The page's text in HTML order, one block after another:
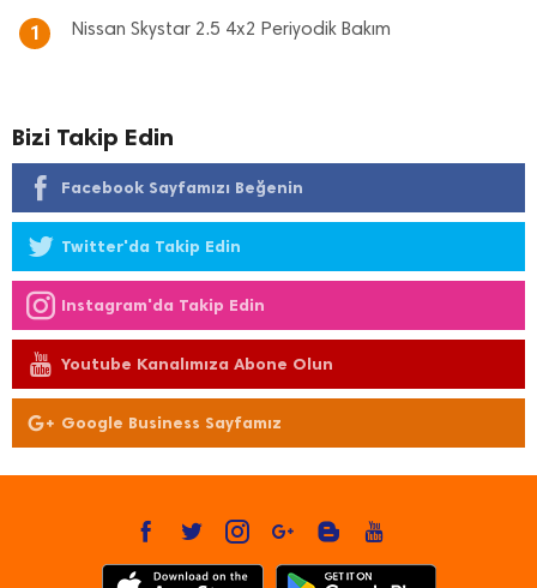
1 Nissan Skystar 2.5 4x2 Periyodik Bakım
Bizi Takip Edin
Facebook Sayfamızı Beğenin
Twitter'da Takip Edin
Instagram'da Takip Edin
Youtube Kanalımıza Abone Olun
Google Business Sayfamız